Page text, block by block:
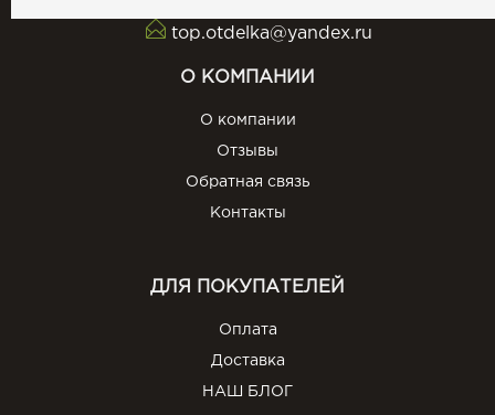
top.otdelka@yandex.ru
О КОМПАНИИ
О компании
Отзывы
Обратная связь
Контакты
ДЛЯ ПОКУПАТЕЛЕЙ
Оплата
Доставка
НАШ БЛОГ